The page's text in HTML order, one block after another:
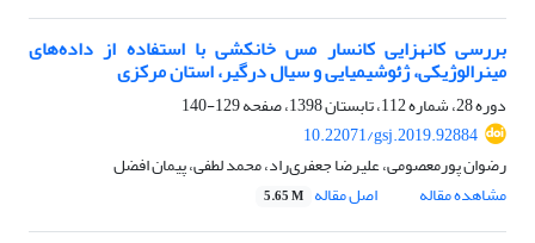
بررسی کانه‎زایی کانسار مس خانکشی با استفاده از داده‌های
مینرالوژیکی، ژئوشیمیایی و سیال درگیر، استان مرکزی
دوره 28، شماره 112، تابستان 1398، صفحه
129-140
10.22071/gsj.2019.92884
رضوان پورمعصومی، علیرضا جعفری‌راد، محمد لطفی، پیمان افضل
مشاهده مقاله
اصل مقاله 5.65 M